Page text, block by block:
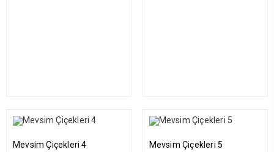
Mevsim Çiçekleri 4 Mevsim Çiçekleri 5